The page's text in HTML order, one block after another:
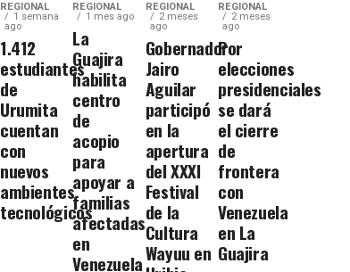
REGIONAL
1 semana
ago
1.412
estudiantes
de
Urumita
cuentan
con
nuevos
ambientes
tecnológicos
REGIONAL
1 mes ago
La
Guajira
habilita
centro
de
acopio
para
apoyar a
familias
afectadas
en
Venezuela
REGIONAL
2 meses
ago
Gobernador
Jairo
Aguilar
participó
en la
apertura
del XXXI
Festival
de la
Cultura
Wayuu en
REGIONAL
2 meses
ago
Por
elecciones
presidenciales
se dará
el cierre
de
frontera
con
Venezuela
en La
Guajira